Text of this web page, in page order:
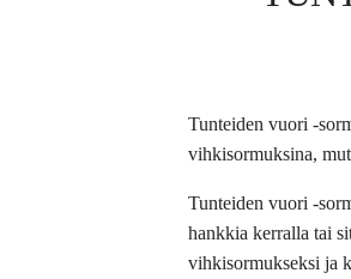
Tunteiden vuori -
vihkisormuksina,
Tunteiden vuori -
hankkia kerralla tai
vihkisormukseksi ja